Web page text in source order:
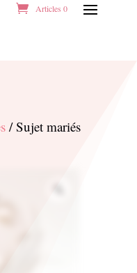
Articles 0
/ Sujet mariés